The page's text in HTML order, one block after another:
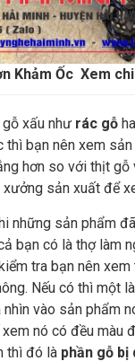
Khảm Ốc Xem
xấu như rác gỗ
bạn nên xem
hơn so với thịt
sản xuất để
những sản phẩm
bạn có là thợ làm
tra bạn nên
Nếu có thì một
vào sản phẩm
nó có đều màu
thì đó là phần gỗ bị